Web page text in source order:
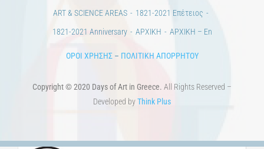
ART & SCIENCE AREAS
1821-2021 Επέτειος
1821-2021 Anniversary
ΑΡΧΙΚΗ ΑΡΧΙΚΗ – En
ΟΡΟΙ ΧΡΗΣΗΣ– ΠΟΛΙΤΙΚΗ ΑΠΟΡΡΗΤΟΥ
Copyright © 2020 Days of Art in Greece. All Rights Reserved –
Developed byThink Plus